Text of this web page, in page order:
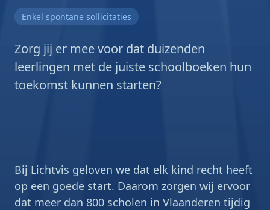
Enkel spontane sollicitaties
Zorg jij er mee voor dat duizenden
leerlingen met de juiste schoolboeken hun
toekomst kunnen starten?
Bij Lichtvis geloven we dat elk kind recht heeft
op een goede start. Daarom zorgen wij ervoor
dat meer dan 800 scholen in Vlaanderen tijdig